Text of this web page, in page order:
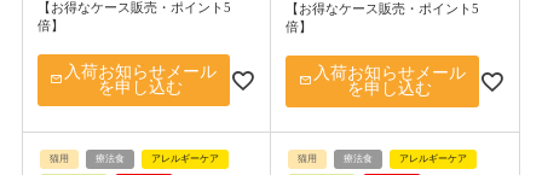
【お得なケース販売・ポイント5
倍】
入荷お知らせメール
を申し込む
【お得なケース販売・ポイント5
倍】
入荷お知らせメール
を申し込む
猫用 療法食 アレルギーケア 猫用 療法食 アレルギーケア